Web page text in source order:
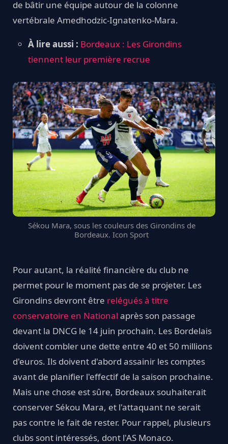
de bâtir une équipe autour de la colonne
vertébrale Amedhodzic-Ignatenko-Mara.
À lire aussi : Bordeaux : Les Girondins
tiennent leur première recrue
Sékou Mara, sous les couleurs des Girondins de
Bordeaux. Icon Sport
Pour autant, la réalité financière du club ne
permet pour le moment pas de se projeter. Les
Girondins devront être relégués à titre
conservatoire en National après son passage
devant la DNCG le 14 juin prochain. Les Bordelais
doivent combler une dette entre 40 et 50 millions
d'euros. Ils doivent d'abord assainir les comptes
avant de planifier l'effectif de la saison prochaine.
Mais une chose est sûre, Bordeaux souhaiterait
conserver Sékou Mara, et l'attaquant ne serait
pas contre le fait de rester. Pour rappel, plusieurs
clubs sont intéressés, dont l'AS Monaco.